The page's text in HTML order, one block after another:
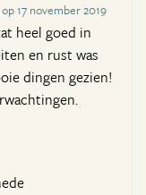
17 november 2019
heel goed in
en rust was
dingen gezien!